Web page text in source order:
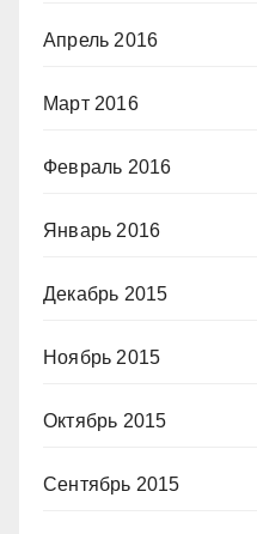
Апрель 2016
Март 2016
Февраль 2016
Январь 2016
Декабрь 2015
Ноябрь 2015
Октябрь 2015
Сентябрь 2015